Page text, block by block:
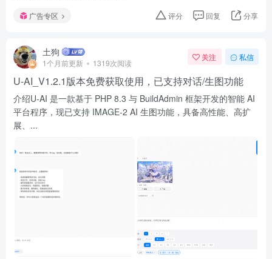
广告专区 评分 回复 分享
土狗
1个月前更新 1319次阅读
关注 私信
U-AI_V1.2.1版本免费获取使用，已支持对话/生图功能
介绍U-AI 是一款基于 PHP 8.3 与 BuildAdmin 框架开发的智能 AI
平台程序，现已支持 IMAGE-2 AI 生图功能，具备高性能、高扩
展、...